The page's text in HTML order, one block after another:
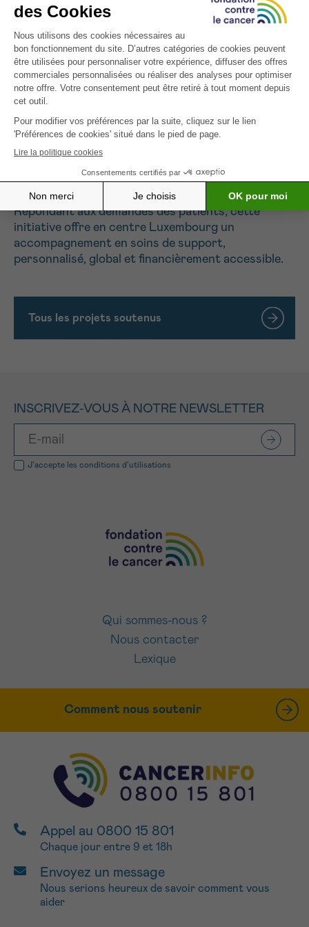
massages, maquillage, chant), ainsi que des
orientation professionnelle.
Toutes les activités sont validées par un conseil
scientifique composé de trois médecins, dont un
oncologue, et une psychologue. La collaboration
multidisciplinaire assure une prise en charge
structurée avec des évaluations régulières des
besoins et des retours systématiques
d’information vers l’oncologue et le médecin
traitant.
Répondant aux demandes des patients, cette
initiative offre en centre Luxembourg un
accompagnement en soins de support,
personnalisé, global et financièrement accessible.
Tous les projets soutenus
INSCRIVEZ-VOUS À NOTRE NEWSLETTER
J’accepte les conditions d’utilisations
Qui sommes-nous ?
Nous contacter
Lexique
Comment nous soutenir
Appel au 0800 15 801
Chaque jour entre 9 et 18h
Envoyez un message
Nous serions heureux de savoir comment vous
aider